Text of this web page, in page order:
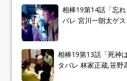
相棒19第14話「忘
バレ 宮川一朗太ゲ
相棒19第13話「死神
タバレ 林家正蔵,笹野